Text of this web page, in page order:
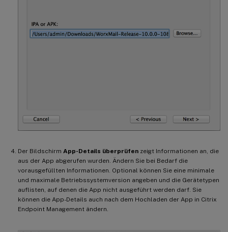
Der Bildschirm App-Details überprüfen zeigt Informationen an, die
aus der App abgerufen wurden. Ändern Sie bei Bedarf die
vorausgefüllten Informationen. Optional können Sie eine minimale
und maximale Betriebssystemversion angeben und die Gerätetypen
auflisten, auf denen die App nicht ausgeführt werden darf. Sie
können die App-Details auch nach dem Hochladen der App in Citrix
Endpoint Management ändern.